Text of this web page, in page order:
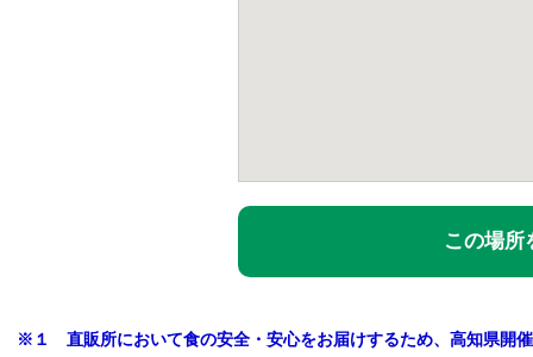
この場所
※１ 直販所において食の安全・安心をお届けするため、高知県開